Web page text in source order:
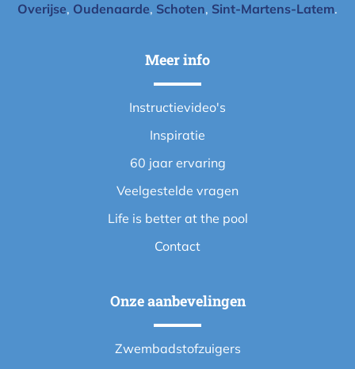
Overijse, Oudenaarde, Schoten, Sint-Martens-Latem.
Meer info
Instructievideo's
Inspiratie
60 jaar ervaring
Veelgestelde vragen
Life is better at the pool
Contact
Onze aanbevelingen
Zwembadstofzuigers